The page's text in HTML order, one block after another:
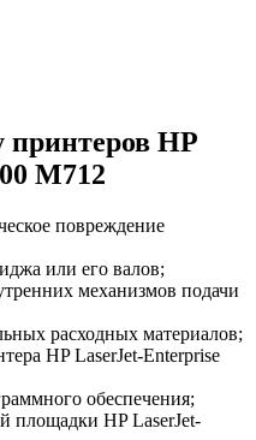
HP
M712
повреждение
или его валов;
механизмов подачи
расходных материалов;
HP LaserJet-Enterprise
обеспечения;
площадки HP LaserJet-